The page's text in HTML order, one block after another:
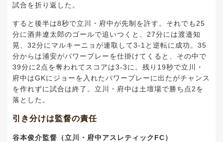
試合を折り返した。
すると後半は8秒で立川・府中が先制を許す。それでも25
分に酒井遼太郎のゴールで追いつくと、27分には渡邉知
晃、32分にマルキーニョが連取して3-1と逆転に成功。35
分からは浦安がパワープレーを仕掛けてくると、その中で
39分に2点を奪われてスコアは3-3に。残り19秒で立川・
府中はGKにジョーを入れたパワープレーに出たがチャンス
を作れずに試合は終了。立川・府中は土壇場で勝ち点2を
落とした。
引き分けは監督の責任
谷本俊介監督（立川・府中アスレティックFC）